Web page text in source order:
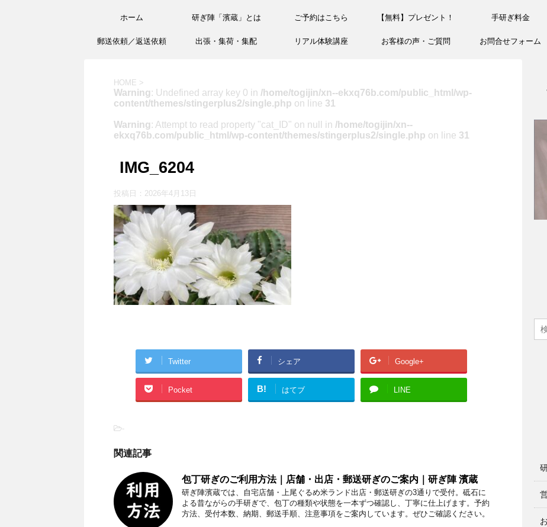
ホーム 研ぎ陣「濱蔵」とは ご予約はこちら 【無料】プレゼント！ 手研ぎ料金
郵送依頼／返送依頼 出張・集荷・集配 リアル体験講座 お客様の声・ご質問 お問合せフォーム
HOME >
Warning: Undefined array key 0 in /home/togijin/xn--ekxq76b.com/public_html/wp-
content/themes/stingerplus2/single.php on line 31
Warning: Attempt to read property "cat_ID" on null in /home/togijin/xn--
ekxq76b.com/public_html/wp-content/themes/stingerplus2/single.php on line 31
IMG_6204
投稿日： 2026年4月13日
Twitter シェア Google+
Pocket B! はてブ LINE
-
関連記事
包丁研ぎのご利用方法｜店舗・出店・郵送研ぎのご案内｜研ぎ陣 濱蔵
研ぎ陣濱蔵では、自宅店舗・上尾ぐるめ米ランド出店・郵送研ぎの3通りで受付。砥石に
よる昔ながらの手研ぎで、包丁の種類や状態を一本ずつ確認し、丁寧に仕上げます。予約
方法、受付本数、納期、郵送手順、注意事項をご案内しています。ぜひご確認ください。